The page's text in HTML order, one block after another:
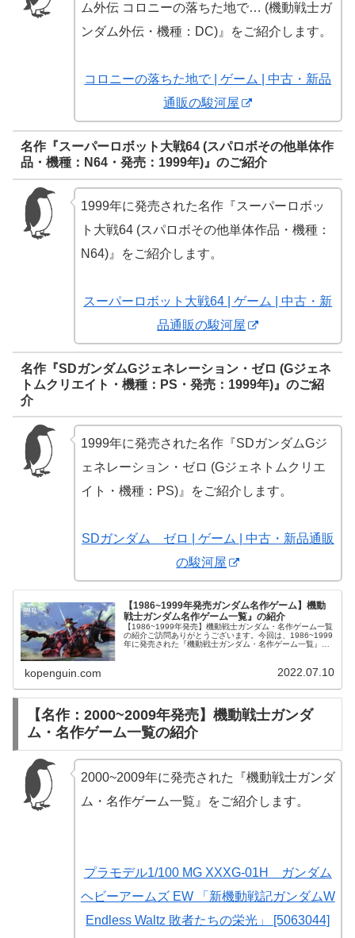
ム外伝 コロニーの落ちた地で… (機動戦士ガ
ンダム外伝・機種：DC)』をご紹介します。
コロニーの落ちた地で | ゲーム | 中古・新品
通販の駿河屋
名作『スーパーロボット大戦64 (スパロボその他単体作
品・機種：N64・発売：1999年)』のご紹介
1999年に発売された名作『スーパーロボッ
ト大戦64 (スパロボその他単体作品・機種：
N64)』をご紹介します。
スーパーロボット大戦64 | ゲーム | 中古・新
品通販の駿河屋
名作『SDガンダムGジェネレーション・ゼロ (Gジェネ
トムクリエイト・機種：PS・発売：1999年)』のご紹
介
1999年に発売された名作『SDガンダムGジ
ェネレーション・ゼロ (Gジェネトムクリエ
イト・機種：PS)』をご紹介します。
SDガンダム ゼロ | ゲーム | 中古・新品通販
の駿河屋
【1986~1999年発売ガンダム名作ゲーム】機動
戦士ガンダム名作ゲーム一覧』の紹介
【1986~1999年発売】機動戦士ガンダム・名作ゲーム一覧
の紹介ご訪問ありがとうございます。今回は、1986~1999
年に発売された『機動戦士ガンダム・名作ゲーム一覧』を
kopenguin.com 2022.07.10
【名作：2000~2009年発売】機動戦士ガンダ
ム・名作ゲーム一覧の紹介
2000~2009年に発売された『機動戦士ガンダ
ム・名作ゲーム一覧』をご紹介します。
プラモデル1/100 MG XXXG-01H ガンダム
ヘビーアームズ EW 「新機動戦記ガンダムW
Endless Waltz 敗者たちの栄光」 [5063044]